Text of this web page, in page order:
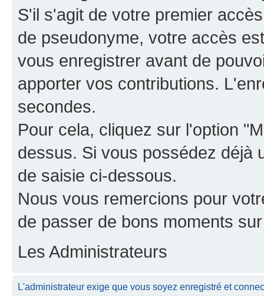
S'il s'agit de votre premier
de pseudonyme, votre accès
vous enregistrer avant de
apporter vos contributions.
secondes.
Pour cela, cliquez sur l'option
dessus. Si vous possédez déjà
de saisie ci-dessous.
Nous vous remercions pour
de passer de bons moments
Les Administrateurs
L'administrateur exige que vous soyez enregistré et